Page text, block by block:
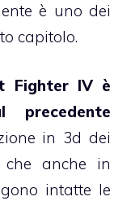
è uno dei
capitolo.
Fighter IV è
precedente
in 3d dei
che anche in
intatte le